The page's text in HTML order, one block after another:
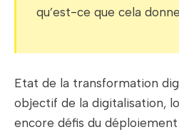
qu’est-ce que cela
Etat de la transformation
objectif de la digitalisation,
encore défis du déploiement